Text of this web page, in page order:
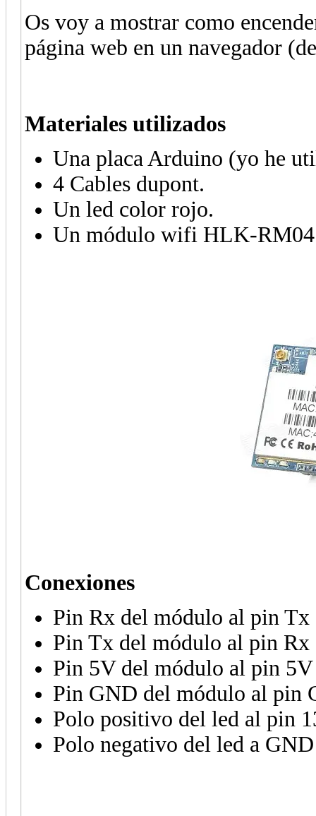
Os voy a mostrar como
página web en un navegador
Materiales utilizados
Una placa Arduino (yo he
4 Cables dupont.
Un led color rojo.
Un módulo wifi HLK-
Conexiones
Pin Rx del módulo al pin Tx
Pin Tx del módulo al pin Rx
Pin 5V del módulo al pin
Pin GND del módulo al pin
Polo positivo del led al pin
Polo negativo del led a